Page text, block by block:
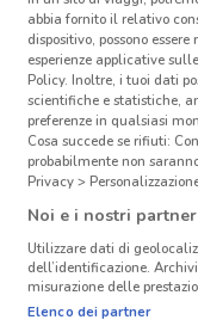
abbia fornito il relativo
dispositivo, possono
esperienze applicative
Policy. Inoltre, i tuoi dati
scientifiche e statistiche,
preferenze in qualsiasi
Cosa succede se rifiuti:
probabilmente non
Privacy >
Noi e i nostri
Utilizzare dati di
dell’identificazione.
misurazione delle
Elenco dei partner